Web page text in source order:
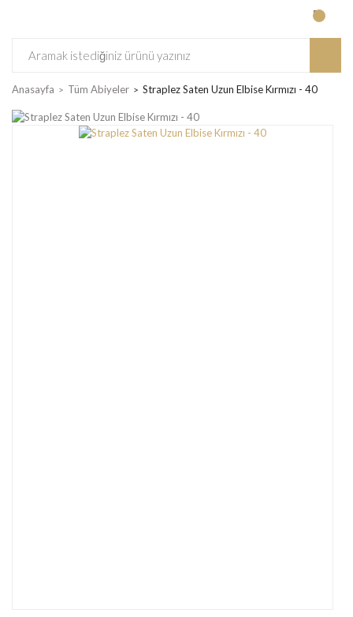
Anasayfa Tüm Abiyeler Straplez Saten Uzun Elbise Kırmızı - 40